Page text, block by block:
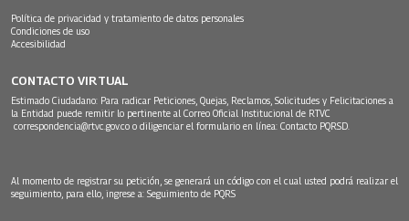
Política de privacidad y tratamiento de datos personales
Condiciones de uso
Accesibilidad
CONTACTO VIRTUAL
Estimado Ciudadano: Para radicar Peticiones, Quejas, Reclamos, Solicitudes y Felicitaciones a
la Entidad puede remitir lo pertinente al Correo Oficial Institucional de RTVC
correspondencia@rtvc.gov.co o diligenciar el formulario en línea: Contacto PQRSD.
Al momento de registrar su petición, se generará un código con el cual usted podrá realizar el
seguimiento, para ello, ingrese a: Seguimiento de PQRS